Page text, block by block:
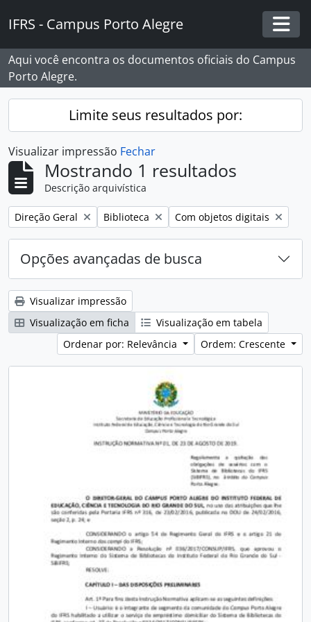
IFRS - Campus Porto Alegre
Aqui você encontra os documentos oficiais do Campus
Porto Alegre.
Limite seus resultados por:
Visualizar impressão Fechar
Mostrando 1 resultados
Descrição arquivística
Remover filtro:
Direção Geral Remover filtro:
Biblioteca Remover filtro:
Com objetos digitais
Opções avançadas de busca
Visualizar impressão
Visualização em ficha
Visualização em tabela
Ordenar por: Relevância
Ordem: Crescente